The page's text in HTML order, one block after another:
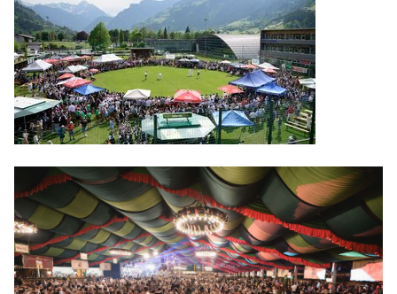
Gauder Fest 2018
Gauder Fest 2017
Gauder Fest 2016
Gauder Fest Geschichte
KONTAKT
JOBS